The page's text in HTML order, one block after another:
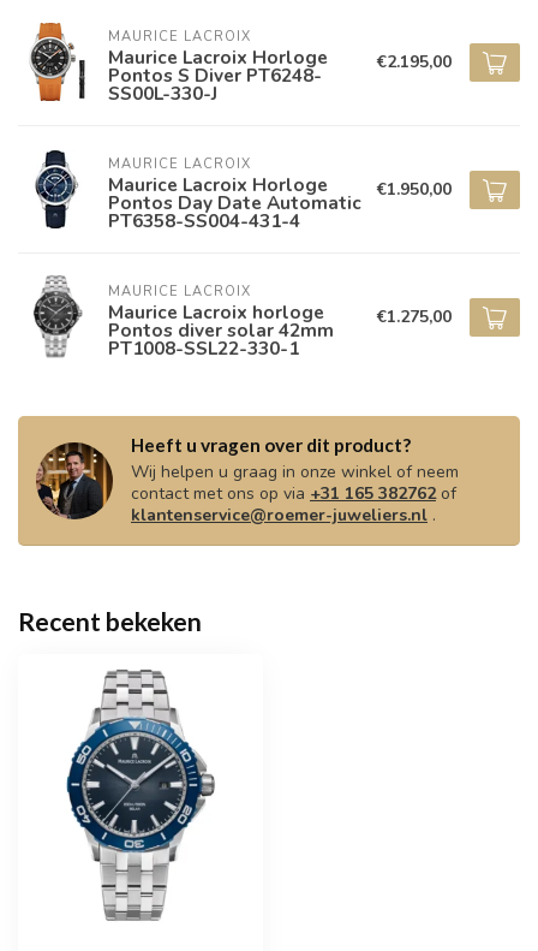
MAURICE LACROIX
Maurice Lacroix Horloge
Pontos S Diver PT6248-
SS00L-330-J
€2.195,00
MAURICE LACROIX
Maurice Lacroix Horloge
Pontos Day Date Automatic
PT6358-SS004-431-4
€1.950,00
MAURICE LACROIX
Maurice Lacroix horloge
Pontos diver solar 42mm
PT1008-SSL22-330-1
€1.275,00
Heeft u vragen over dit product?
Wij helpen u graag in onze winkel of neem
contact met ons op via +31 165 382762of
klantenservice@roemer-juweliers.nl .
Recent bekeken